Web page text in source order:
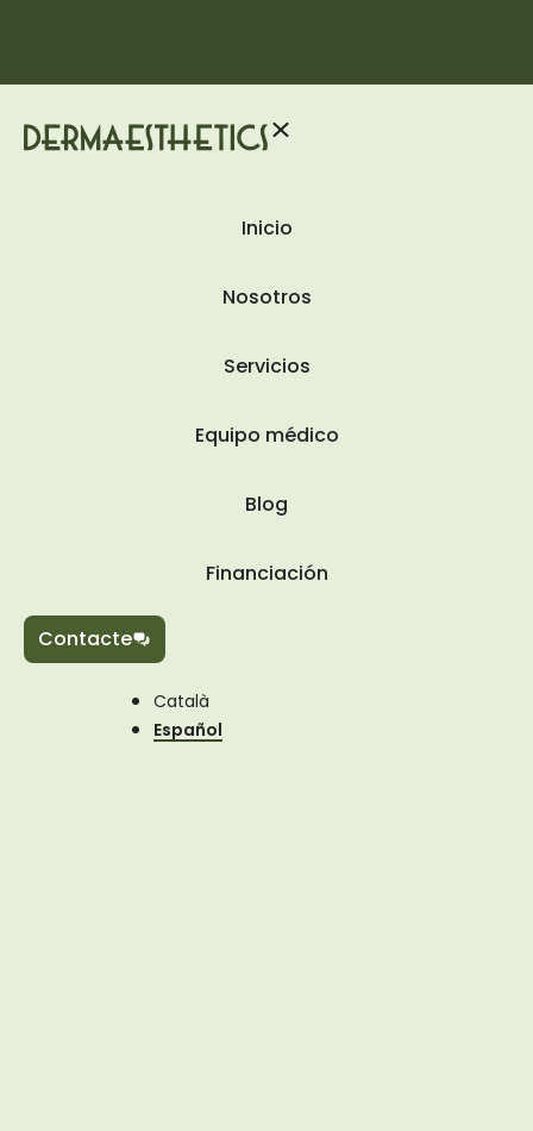
Inicio
Nosotros
Servicios
Equipo médico
Blog
Financiación
Contacte
Català
Español